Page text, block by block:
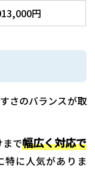
円
さのバランスが取
で幅広く対応で
特に人気がありま